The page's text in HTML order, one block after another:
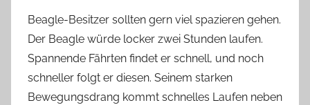
Beagle-Besitzer sollten gern viel spazieren gehen.
Der Beagle würde locker zwei Stunden laufen.
Spannende Fährten findet er schnell, und noch
schneller folgt er diesen. Seinem starken
Bewegungsdrang kommt schnelles Laufen neben